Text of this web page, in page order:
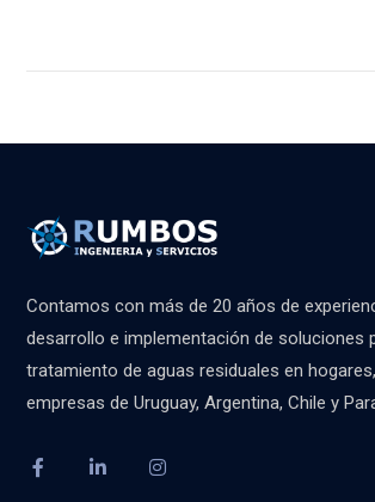
Contamos con más de 20 años de
desarrollo e implementación de soluciones
tratamiento de aguas residuales en
empresas de Uruguay, Argentina, Chile y